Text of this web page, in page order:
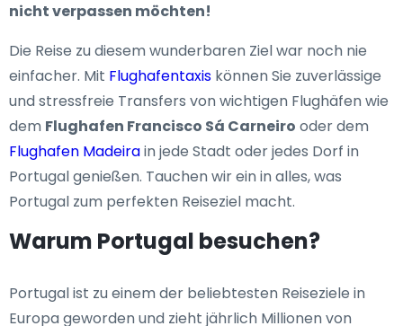
nicht verpassen möchten!
Die Reise zu diesem wunderbaren Ziel war noch nie
einfacher. Mit Flughafentaxis können Sie zuverlässige
und stressfreie Transfers von wichtigen Flughäfen wie
dem Flughafen Francisco Sá Carneiro oder dem
Flughafen Madeirain jede Stadt oder jedes Dorf in
Portugal genießen. Tauchen wir ein in alles, was
Portugal zum perfekten Reiseziel macht.
Warum Portugal besuchen?
Portugal ist zu einem der beliebtesten Reiseziele in
Europa geworden und zieht jährlich Millionen von